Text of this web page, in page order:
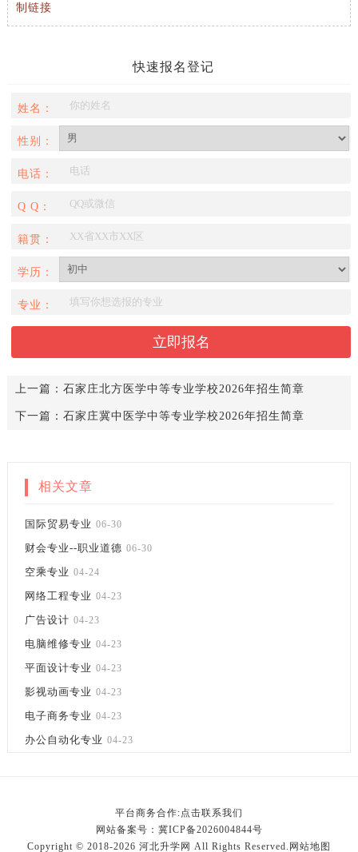
制链接
快速报名登记
姓名：
性别：
电话：
Q Q：
籍贯：
学历：
专业：
上一篇： 石家庄北方医学中等专业学校2026年招生简章
下一篇： 石家庄冀中医学中等专业学校2026年招生简章
相关文章
国际贸易专业 06-30
财会专业--职业道德 06-30
空乘专业 04-24
网络工程专业 04-23
广告设计 04-23
电脑维修专业 04-23
平面设计专业 04-23
影视动画专业 04-23
电子商务专业 04-23
办公自动化专业 04-23
平台商务合作:点击联系我们
网站备案号： 冀ICP备2026004844号
Copyright © 2018-2026 河北升学网 All Rights Reserved. 网站地图